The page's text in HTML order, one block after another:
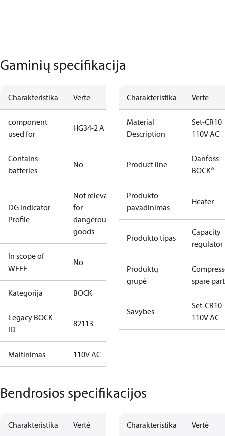
Gaminių specifikacija
Charakteristika Vertė
component
used for
HG34-2 A
Contains
batteries
No
DG Indicator
Profile
Not relevant
for
dangerous
goods
In scope of
WEEE
No
Kategorija BOCK
Legacy BOCK
ID
82113
Maitinimas 110V AC
Charakteristika Vertė
Material
Description
Set-CR10
110V AC
Product line
Danfoss
BOCK®
Produkto
pavadinimas
Heater
Produkto tipas
Capacity
regulator
Produktų
grupė
spare
Savybės
Set-CR10
110V AC
Bendrosios specifikacijos
Charakteristika Vertė Charakteristika Vertė